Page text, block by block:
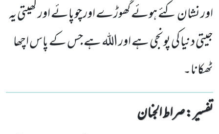
اور نشان کئے ہوئے گھوڑے اور چوپائے اور کھیتی یہ
جیتی دنیا کی پونجی ہے اور اللہ ہے جس کے پاس اچھا
ٹھکانا۔
تفسیر : ‎صراط الجنان